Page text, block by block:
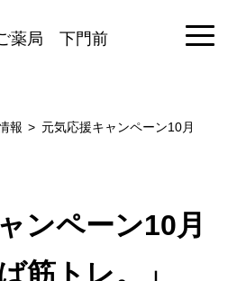
薬局 下門前
報
元気応援キャンペーン10月
ンペーン10月
筋トレ。」